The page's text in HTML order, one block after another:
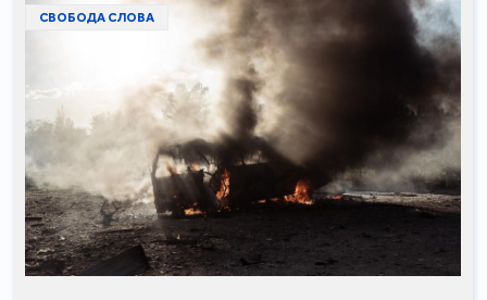
СВОБОДА СЛОВА